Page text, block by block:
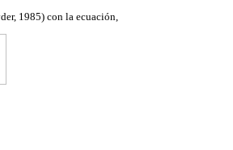
1985) con la ecuación,